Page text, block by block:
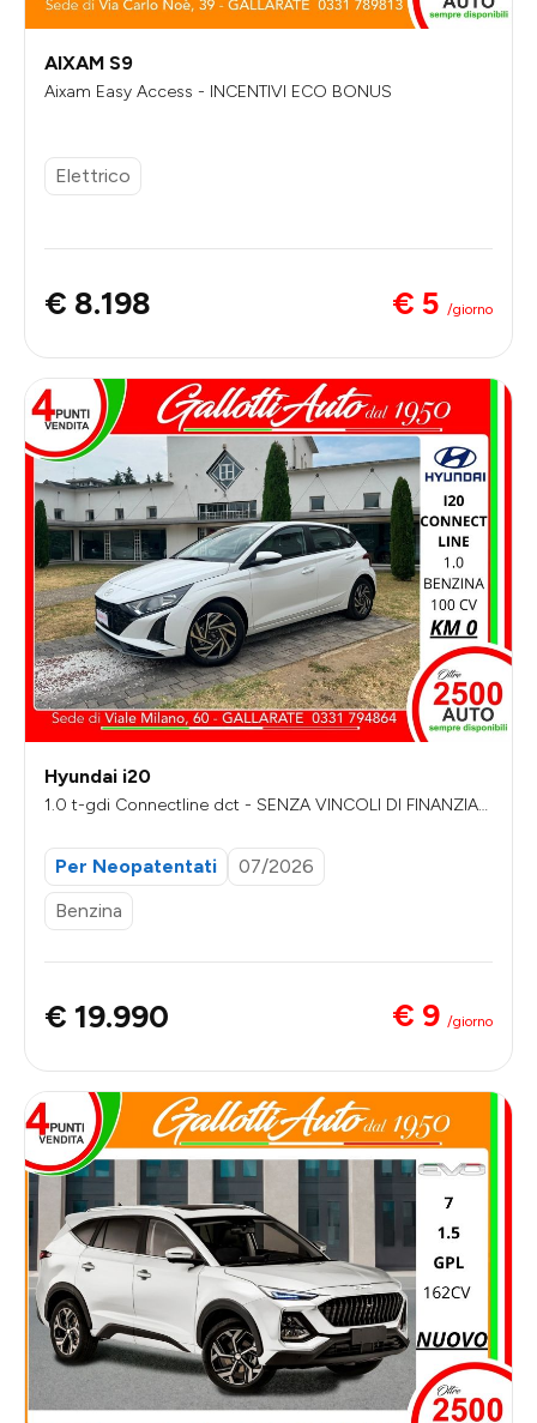
AIXAM S9
Aixam Easy Access - INCENTIVI ECO BONUS
Elettrico
€ 8.198 € 5 /giorno
Hyundai i20
1.0 t-gdi Connectline dct - SENZA VINCOLI DI FINANZIAM
Per Neopatentati
07/2026
Benzina
€ 19.990 € 9 /giorno